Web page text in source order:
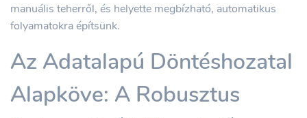
manuális teherről, és helyette megbízható, automatikus
folyamatokra építsünk.
Az Adatalapú Döntéshozatal
Alapköve: A Robusztus